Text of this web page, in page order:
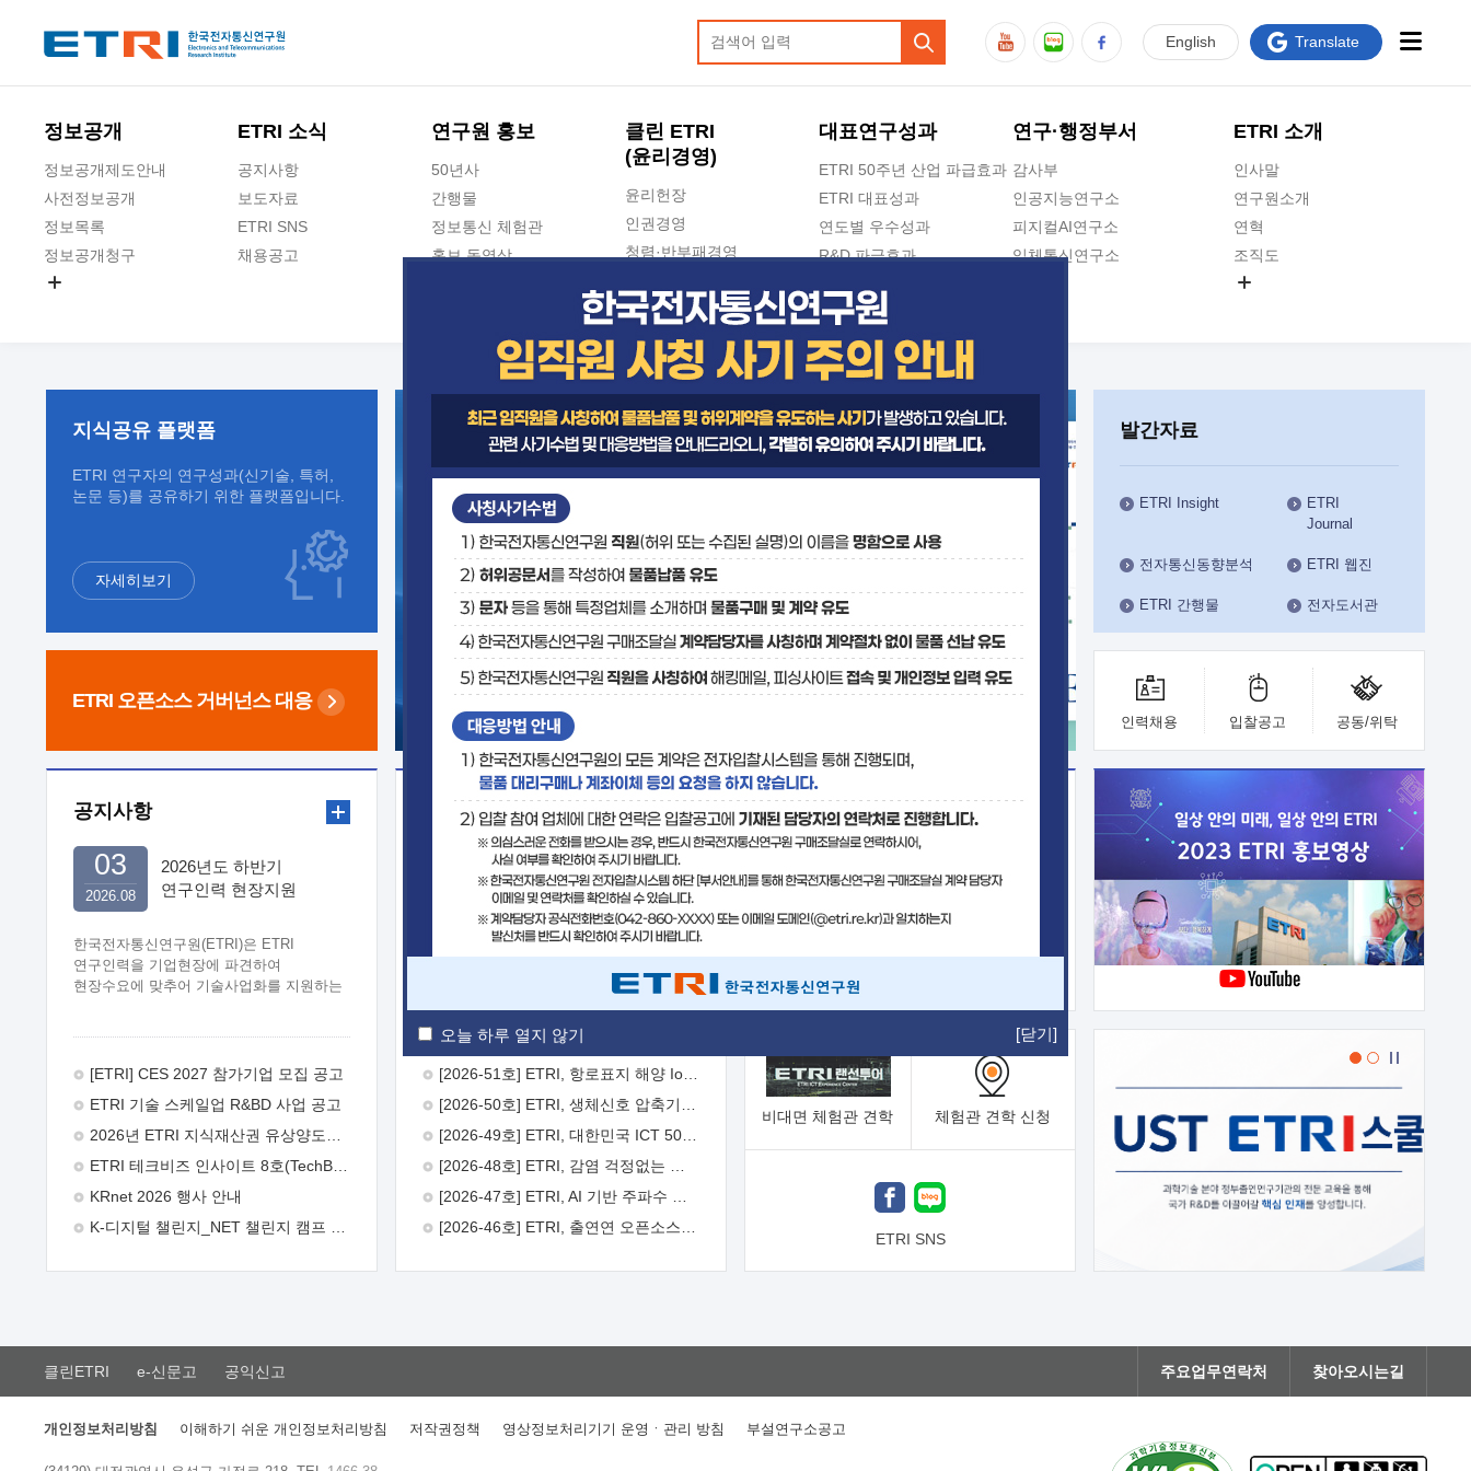
오늘 하루 열지 않기 [닫기]
정보공개
정보공개제도안내
사전정보공개
정보목록
정보공개청구
ETRI 소식
공지사항
보도자료
ETRI SNS
채용공고
연구원 홍보
50년사
간행물
정보통신 체험관
홍보 동영상
클린 ETRI
(윤리경영)
윤리헌장
인권경영
청렴·반부패경영
청렴포털 신고
수의계약 현황
부패징계 현황
감사결과공개
대표연구성과
ETRI 50주년 산업 파급효과
ETRI 대표성과
연도별 우수성과
R&D 파급효과
지식공유플랫폼
연구·행정부서
감사부
인공지능연구소
피지컬AI연구소
입체통신연구소
인공지능안전연구소
우주항공반도체전략연구단
대경권연구본부
호남권연구본부
기획본부
사업화본부
행정본부
대외협력부
ETRI 소개
인사말
연구원소개
연혁
조직도
ETRI CI
English Translate
지식공유 플랫폼
ETRI 연구자의 연구성과(신기술, 특허,
논문 등)를 공유하기 위한 플랫폼입니다.
자세히보기
ETRI 오픈소스 거버넌스 대응
발간자료
ETRI Insight
ETRI
Journal
전자통신동향분석 ETRI 웹진
ETRI 간행물 전자도서관
인력채용 입찰공고 공동/위탁
공지사항
2026년도 하반기
연구인력 현장지원
한국전자통신연구원(ETRI)은 ETRI
연구인력을 기업현장에 파견하여
현장수요에 맞추어 기술사업화를 지원하는
주시기 바랍니다. 2026년 8월
추진목적: ETRI 인력을 기업현장에 파견.
기술지원을 실시함으로써 ETRI 개발기술의
극대화하고, 지원기업을 강견기업으로
육성하고자 함.  신청자격: ETRI
ETRI 창업/연구소기업, 기술이전/출자기업
(2 ~ 3년차) 연봉의 40%  추진일정(1)
희망기업 신청/접수(2)희망인력-희망기업
매칭(3)현장조사/ 선정(심의)(4)협약체결
26일 9월초순 9월 중순 10월 이후*
2026.08
03
[ETRI] CES 2027 참가기업 모집 공고
ETRI 기술 스케일업 R&BD 사업 공고
ETRI 테크비즈 인사이트 8호(TechBiz Insight Vol.8) 발간
KRnet 2026 행사 안내
보도자료
[2026-52호] ETRI, ITU-T 자율주행차 국제표준화 주도한다
기술사업화플랫폼/기술이전
기술예고 중소기업 지원
보유특허 이전가능 기술
융합기술연구생산센터 반도체실험실
비대면 체험관 견학 체험관 견학 신청
ETRI SNS
클린ETRI e-신문고 공익신고 주요업무연락처 찾아오시는길
개인정보처리방침 이해하기 쉬운 개인정보처리방침 저작권정책 영상정보처리기기 운영ㆍ관리 방침 부설연구소공고